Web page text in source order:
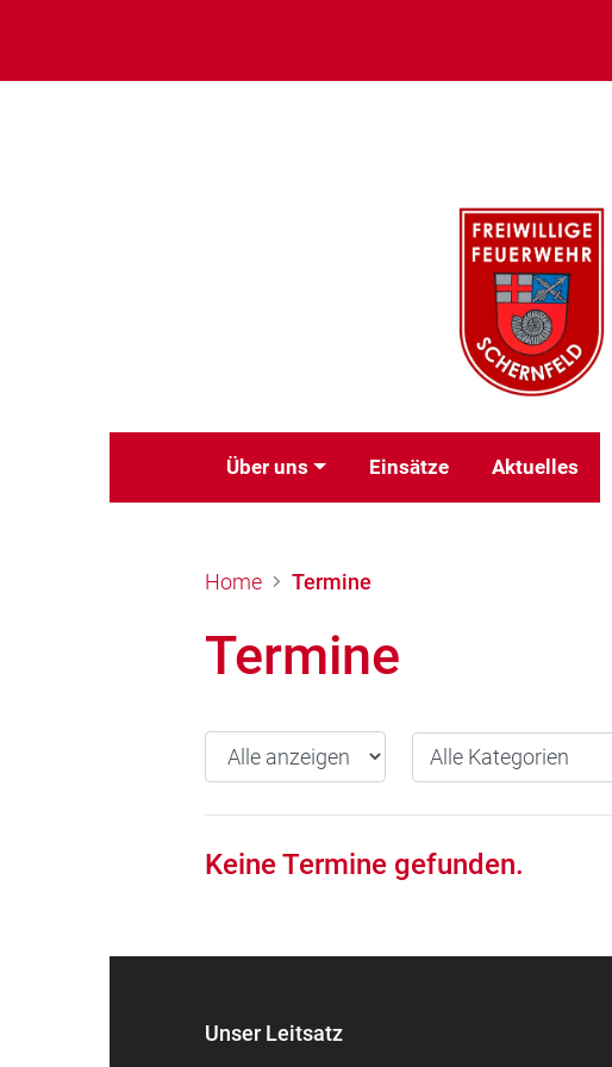
Über uns Einsätze Aktuelles
Home Termine
Termine
Jahr wählen Alle Kategorien
Alle Kategorien
Keine Termine gefunden.
Unser Leitsatz